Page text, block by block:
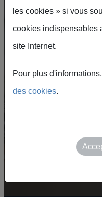
Votre marque,
qui relie les
affaires.
les cookies » si vous
cookies indispensables
site Internet.
Pour plus
des cookies.